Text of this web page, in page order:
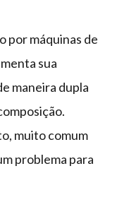
por máquinas de
sua
maneira dupla
muito comum
problema para